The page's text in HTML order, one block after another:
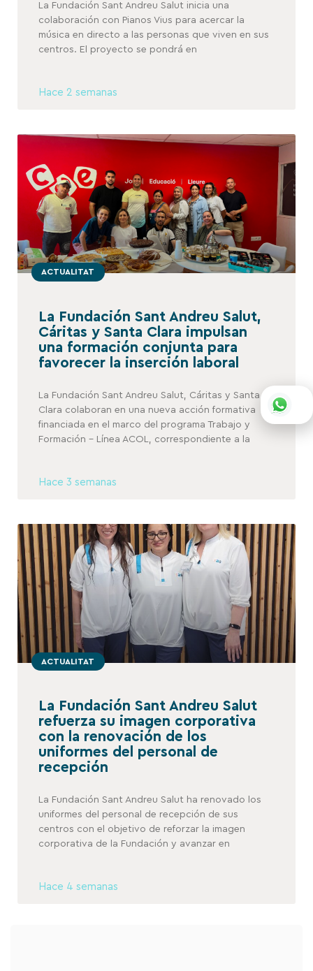
La Fundación Sant Andreu Salut inicia una
colaboración con Pianos Vius para acercar la
música en directo a las personas que viven en sus
centros. El proyecto se pondrá en
Hace 2 semanas
ACTUALITAT
La Fundación Sant Andreu Salut,
Cáritas y Santa Clara impulsan
una formación conjunta para
favorecer la inserción laboral
La Fundación Sant Andreu Salut, Cáritas y Santa
Clara colaboran en una nueva acción formativa
financiada en el marco del programa Trabajo y
Formación – Línea ACOL, correspondiente a la
Hace 3 semanas
ACTUALITAT
La Fundación Sant Andreu Salut
refuerza su imagen corporativa
con la renovación de los
uniformes del personal de
recepción
La Fundación Sant Andreu Salut ha renovado los
uniformes del personal de recepción de sus
centros con el objetivo de reforzar la imagen
corporativa de la Fundación y avanzar en
Hace 4 semanas